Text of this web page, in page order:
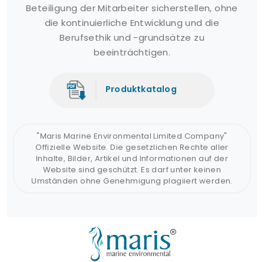
Beteiligung der Mitarbeiter sicherstellen, ohne
die kontinuierliche Entwicklung und die
Berufsethik und -grundsätze zu
beeinträchtigen.
Produktkatalog
"Maris Marine Environmental Limited Company"
Offizielle Website. Die gesetzlichen Rechte aller
Inhalte, Bilder, Artikel und Informationen auf der
Website sind geschützt. Es darf unter keinen
Umständen ohne Genehmigung plagiiert werden.